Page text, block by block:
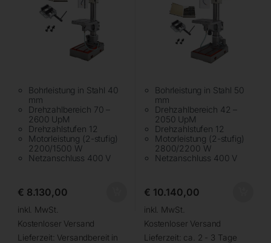
Bohrleistung in Stahl 40
mm
Drehzahlbereich 70 –
2600 UpM
Drehzahlstufen 12
Motorleistung (2-stufig)
2200/1500 W
Netzanschluss 400 V
€ 8.130,00
inkl. MwSt.
Kostenloser Versand
Lieferzeit: Versandbereit in
Bohrleistung in Stahl 50
mm
Drehzahlbereich 42 –
2050 UpM
Drehzahlstufen 12
Motorleistung (2-stufig)
2800/2200 W
Netzanschluss 400 V
€ 10.140,00
inkl. MwSt.
Kostenloser Versand
Lieferzeit: ca. 2 - 3 Tage